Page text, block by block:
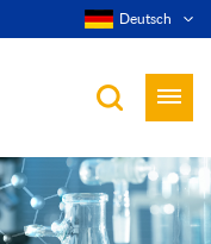
Deutsch